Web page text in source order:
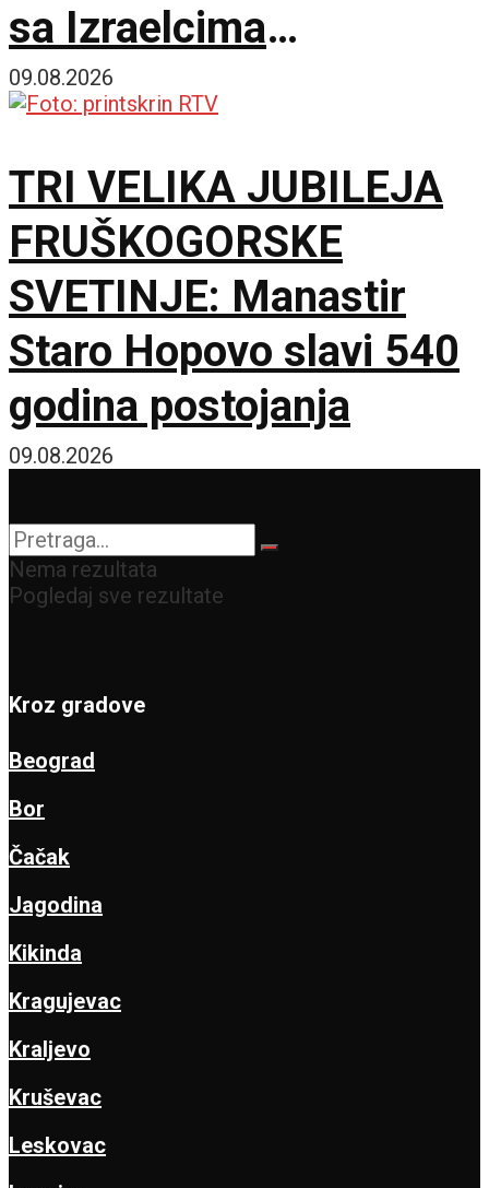
sa Izraelcima
postajemo vojna sila
09.08.2026
TRI VELIKA JUBILEJA
FRUŠKOGORSKE
SVETINJE: Manastir
Staro Hopovo slavi 540
godina postojanja
09.08.2026
Nema rezultata
Pogledaj sve rezultate
Kroz gradove
Beograd
Bor
Čačak
Jagodina
Kikinda
Kragujevac
Kraljevo
Kruševac
Leskovac